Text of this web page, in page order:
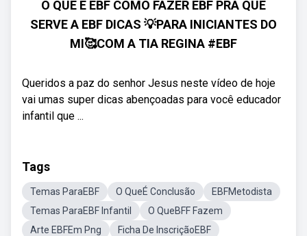
O QUE É EBF COMO FAZER EBF PRA QUE
SERVE A EBF DICAS 💡PARA INICIANTES DO
MI🥰COM A TIA REGINA #EBF
Queridos a paz do senhor Jesus neste vídeo de hoje
vai umas super dicas abençoadas para você educador
infantil que ...
Tags
Temas ParaEBF O QueÉ Conclusão
EBFMetodista
Temas ParaEBF Infantil
O QueBFF Fazem
Arte EBFEm Png
Ficha De InscriçãoEBF